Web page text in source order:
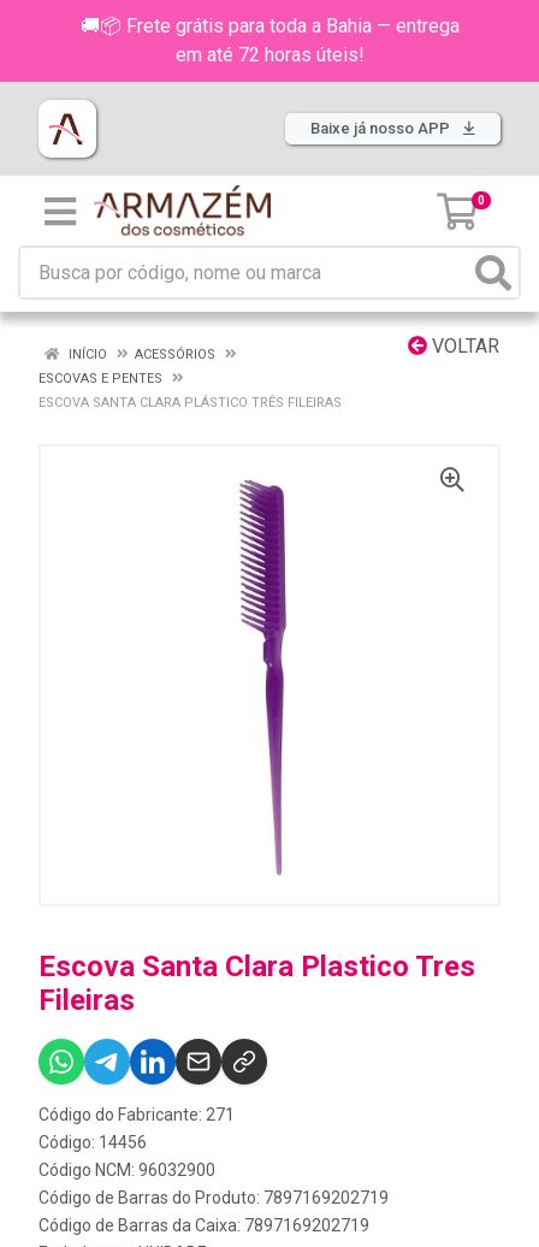
🚚📦 Frete grátis para toda a Bahia — entrega
em até 72 horas úteis!
Baixe já nosso APP
0
VOLTAR
INÍCIO
ACESSÓRIOS
ESCOVAS E PENTES
ESCOVA SANTA CLARA PLÁSTICO TRÊS FILEIRAS
Escova Santa Clara Plastico Tres
Fileiras
Código do Fabricante: 271
Código: 14456
Código NCM: 96032900
Código de Barras do Produto: 7897169202719
Código de Barras da Caixa: 7897169202719